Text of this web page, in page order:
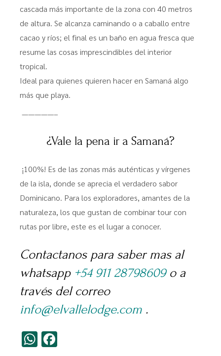
cascada más importante de la zona con 40 metros
de altura. Se alcanza caminando o a caballo entre
cacao y ríos; el final es un baño en agua fresca que
resume las cosas imprescindibles del interior
tropical.
Ideal para quienes quieren hacer en Samaná algo
más que playa.
—————–
¿Vale la pena ir a Samaná?
¡100%! Es de las zonas más auténticas y vírgenes
de la isla, donde se aprecia el verdadero sabor
Dominicano. Para los exploradores, amantes de la
naturaleza, los que gustan de combinar tour con
rutas por libre, este es el lugar a conocer.
Contactanos para saber mas al
whatsapp +54 911 28798609 o a
través del correo
info@elvallelodge.com .
WhatsApp